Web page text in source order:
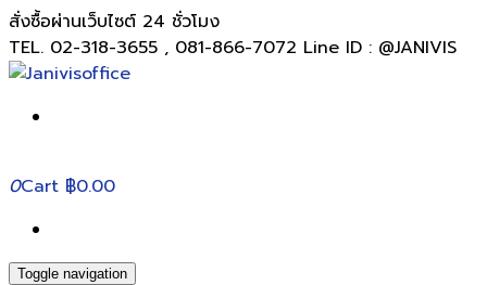
สั่งซื้อผ่านเว็บไซต์ 24 ชั่วโมง
TEL. 02-318-3655 , 081-866-7072 Line ID : @JANIVIS
0Cart ฿0.00
Toggle navigation